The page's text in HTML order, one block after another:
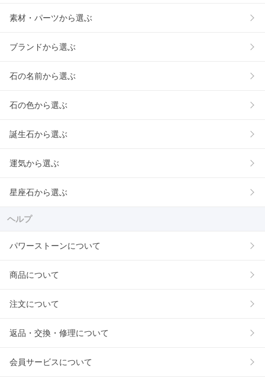
素材・パーツから選ぶ
ブランドから選ぶ
石の名前から選ぶ
石の色から選ぶ
誕生石から選ぶ
運気から選ぶ
星座石から選ぶ
ヘルプ
パワーストーンについて
商品について
注文について
返品・交換・修理について
会員サービスについて